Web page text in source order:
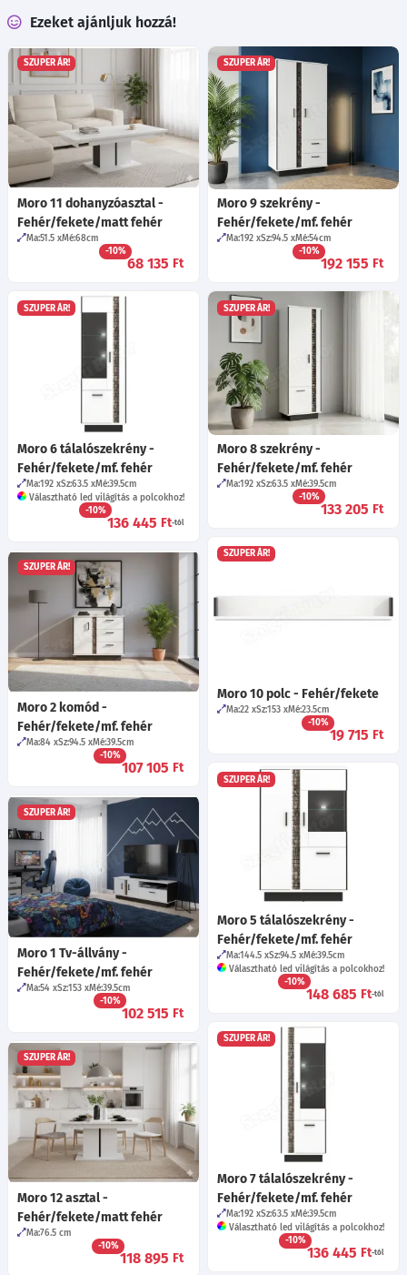
Ezeket ajánljuk hozzá!
SZUPER ÁR!
Moro 11 dohanyzóasztal -
Fehér/fekete/matt fehér
Ma:51.5 Mé:68cm
-10%
68 135 Ft
SZUPER ÁR!
Moro 9 szekrény -
Fehér/fekete/mf. fehér
Ma:192 Sz:94.5 Mé:54cm
-10%
192 155 Ft
SZUPER ÁR!
Moro 6 tálalószekrény -
Fehér/fekete/mf. fehér
Ma:192 Sz:63.5 Mé:39.5cm
Választható led világítás a polcokhoz!
-10%
136 445 Ft-tól
SZUPER ÁR!
Moro 8 szekrény -
Fehér/fekete/mf. fehér
Ma:192 Sz:63.5 Mé:39.5cm
-10%
133 205 Ft
SZUPER ÁR!
Moro 10 polc - Fehér/fekete
Ma:22 Sz:153 Mé:23.5cm
-10%
19 715 Ft
SZUPER ÁR!
Moro 2 komód -
Fehér/fekete/mf. fehér
Ma:84 Sz:94.5 Mé:39.5cm
-10%
107 105 Ft
SZUPER ÁR!
Moro 5 tálalószekrény -
Fehér/fekete/mf. fehér
Ma:144.5 Sz:94.5 Mé:39.5cm
Választható led világítás a polcokhoz!
-10%
148 685 Ft-tól
SZUPER ÁR!
Moro 1 Tv-állvány -
Fehér/fekete/mf. fehér
Ma:54 Sz:153 Mé:39.5cm
-10%
102 515 Ft
SZUPER ÁR!
Moro 7 tálalószekrény -
Fehér/fekete/mf. fehér
Ma:192 Sz:63.5 Mé:39.5cm
Választható led világítás a polcokhoz!
-10%
136 445 Ft-tól
SZUPER ÁR!
Moro 12 asztal -
Fehér/fekete/matt fehér
Ma:76.5 cm
-10%
118 895 Ft